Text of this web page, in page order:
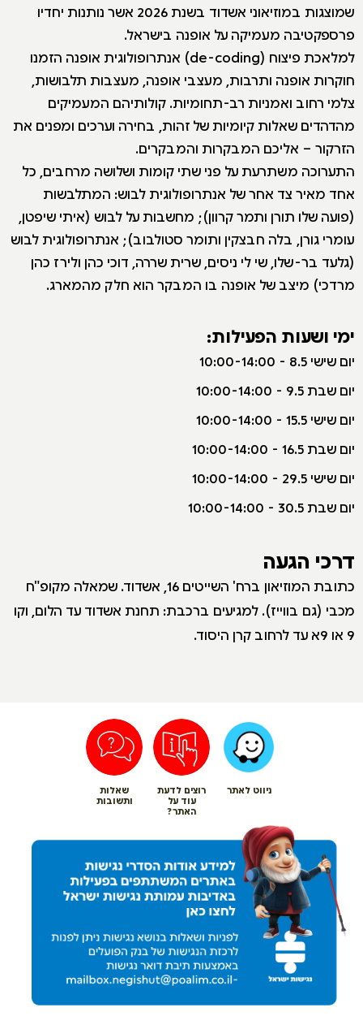
שמוצגות במוזיאוני אשדוד בשנת 2026 אשר נותנות יחדיו
פרספקטיבה מעמיקה על אופנה בישראל.
למלאכת פיצוח (de-coding) אנתרופולוגית אופנה הזמנו
חוקרות אופנה ותרבות, מעצבי אופנה, מעצבות תלבושות,
צלמי רחוב ואמניות רב-תחומיות. קולותיהם המעמיקים
מהדהדים שאלות קיומיות של זהות, בחירה וערכים ומפנים את
הזרקור – אליכם המבקרות והמבקרים.
התערוכה משתרעת על פני שתי קומות ושלושה מרחבים, כל
אחד מאיר צד אחר של אנתרופולוגית לבוש: המתלבשות
(פועה שלו תורן ותמר קרוון); מחשבות על לבוש (איתי שיפטן,
עומרי גורן, בלה חבצקין ותומר סטולבוב); אנתרופולוגית לבוש
(גלעד בר-שלו, שי לי ניסים, שרית שררה, דוכי כהן ולירז כהן
מרדכי) מיצב של אופנה בו המבקר הוא חלק מהמארג.
ימי ושעות הפעילות:
יום שישי 8.5 - 10:00-14:00
יום שבת 9.5 - 10:00-14:00
יום שישי 15.5 - 10:00-14:00
יום שבת 16.5 - 10:00-14:00
יום שישי 29.5 - 10:00-14:00
יום שבת 30.5 - 10:00-14:00
דרכי הגעה
כתובת המוזיאון ברח' השייטים 16, אשדוד. שמאלה מקופ"ח
מכבי (גם בווייז). למגיעים ברכבת: תחנת אשדוד עד הלום, וקו
9 או 9א עד לרחוב קרן היסוד.
ניווט לאתר
רוצים לדעת
עוד על
האתר?
שאלות
ותשובות